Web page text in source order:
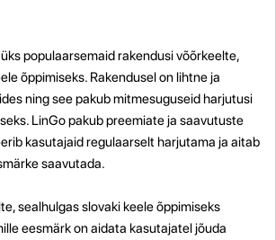
populaarsemaid rakendusi võõrkeelte,
õppimiseks. Rakendusel on lihtne ja
ning see pakub mitmesuguseid harjutusi
LinGo pakub preemiate ja saavutuste
kasutajaid regulaarselt harjutama ja aitab
saavutada.
sealhulgas slovaki keele õppimiseks
eesmärk on aidata kasutajatel jõuda